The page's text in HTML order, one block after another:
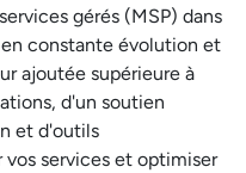
gérés (MSP) dans
constante évolution et
ajoutée supérieure à
d'un soutien
et d'outils
services et optimiser